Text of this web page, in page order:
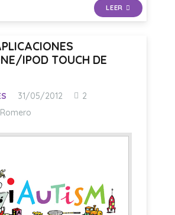
LEER
IPOD TOUCH DE
31/05/2012 2